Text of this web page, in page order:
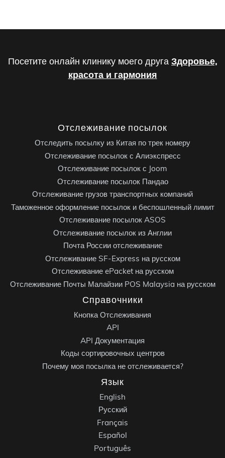
Посетите онлайн клинику моего друга Здоровье,
красота и гармония
Отслеживание посылок
Отследить посылку из Китая по трек номеру
Отслеживание посылок с Алиэкспресс
Отслеживание посылок с Joom
Отслеживание посылок Пандао
Отслеживание грузов транспортных компаний
Таможенное оформление посылок и беспошленный лимит
Отслеживание посылок ASOS
Отслеживание посылок из Англии
Почта России отслеживание
Отслеживание SF-Express на русском
Отслеживание ePacket на русском
Отслеживание Почты Малайзии POS Malaysia на русском
Справочники
Кнопка Отслеживания
API
API Документация
Коды сортировочных центров
Почему моя посылка не отслеживается?
Язык
English
Русский
Français
Español
Português